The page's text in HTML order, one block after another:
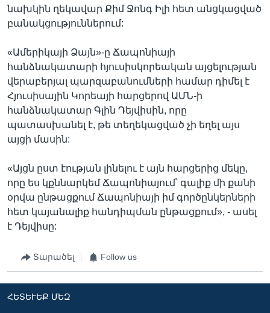
նախկին ղեկավար Քիմ Ջոնգ Իլի հետ անցկացված
բանակցություններում:
«Ամերիկայի Ձայն»-ը Ճապոնիայի
հանձնակատարի հյուսիսկորեական այցելության
վերաբերյալ պարզաբանումների համար դիմել է
Հյուսիսային Կորեայի հարցերով ԱՄՆ-ի
հանձնակատար Գլին Դեյվիսին, որը
պատասխանել է, թե տեղեկացված չի եղել այս
այցի մասին:
«Այցն ըստ էության լինելու է այն հարցերից մեկը,
որը ես կքննարկեմ Ճապոնիայում՝ գալիք մի քանի
օրվա ընթացքում Ճապոնիայի իմ գործընկերների
հետ կայանալիք հանդիպման ընթացքում», - ասել
է Դեյվիսը:
Տարածել Follow us
ՀԵՏԵՒԵՔ ՄԵԶ